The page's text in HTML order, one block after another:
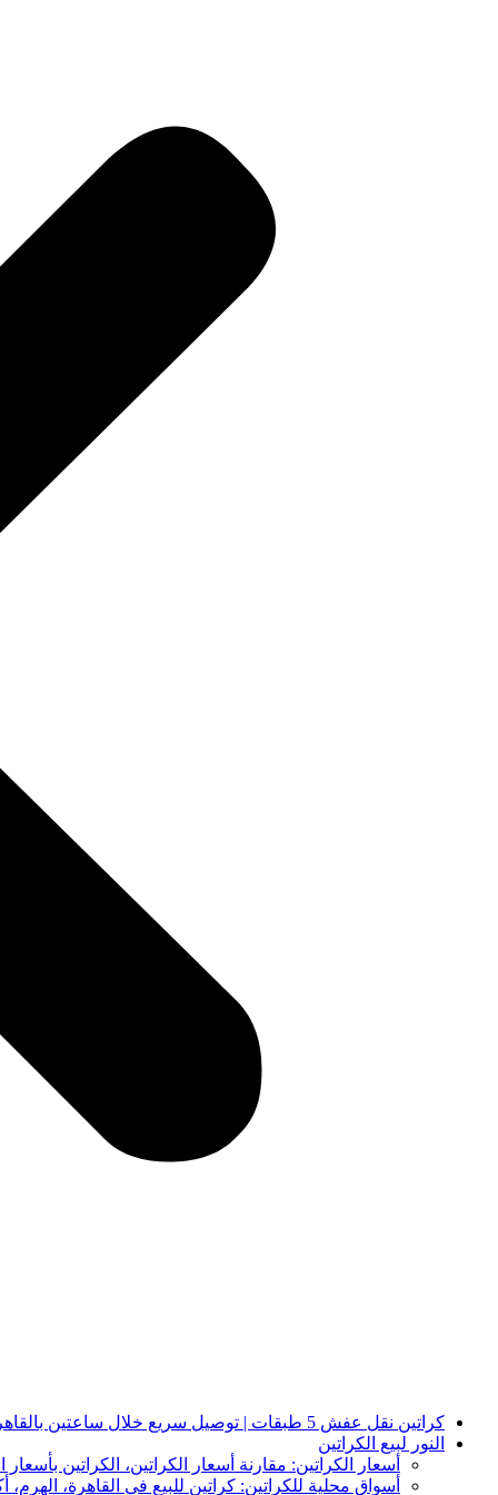
كراتين نقل عفش 5 طبقات | توصيل سريع خلال ساعتين بالقاهرة والجيزة | النور لبيع الكراتين
النور لبيع الكراتين
أسعار الكراتين: مقارنة أسعار الكراتين، الكراتين بأسعار
أسواق محلية للكراتين: كراتين للبيع في القاهرة، الهرم،